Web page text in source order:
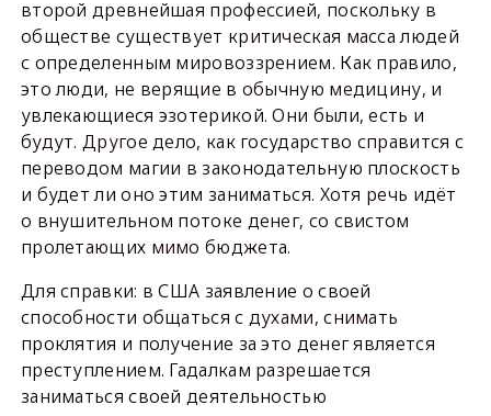
второй древнейшая профессией, поскольку в
обществе существует критическая масса людей
с определенным мировоззрением. Как правило,
это люди, не верящие в обычную медицину, и
увлекающиеся эзотерикой. Они были, есть и
будут. Другое дело, как государство справится с
переводом магии в законодательную плоскость
и будет ли оно этим заниматься. Хотя речь идёт
о внушительном потоке денег, со свистом
пролетающих мимо бюджета.
Для справки: в США заявление о своей
способности общаться с духами, снимать
проклятия и получение за это денег является
преступлением. Гадалкам разрешается
заниматься своей деятельностью